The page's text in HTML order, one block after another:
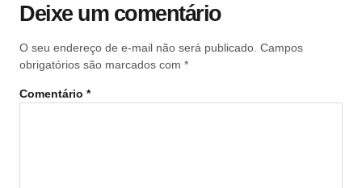
Deixe um comentário
O seu endereço de e-mail não será publicado. Campos
obrigatórios são marcados com *
Comentário *